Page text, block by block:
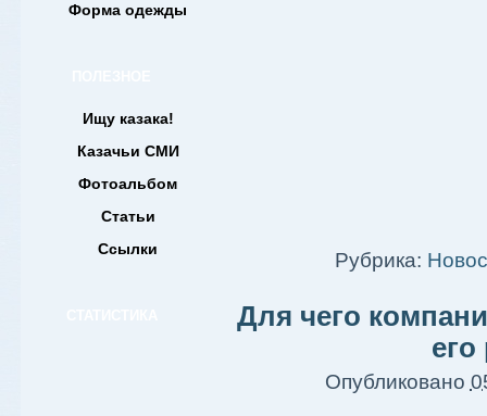
Форма одежды
Ищу казака!
Казачьи СМИ
Фотоальбом
Статьи
Ссылки
Рубрика:
Для чего
его
Опубликовано